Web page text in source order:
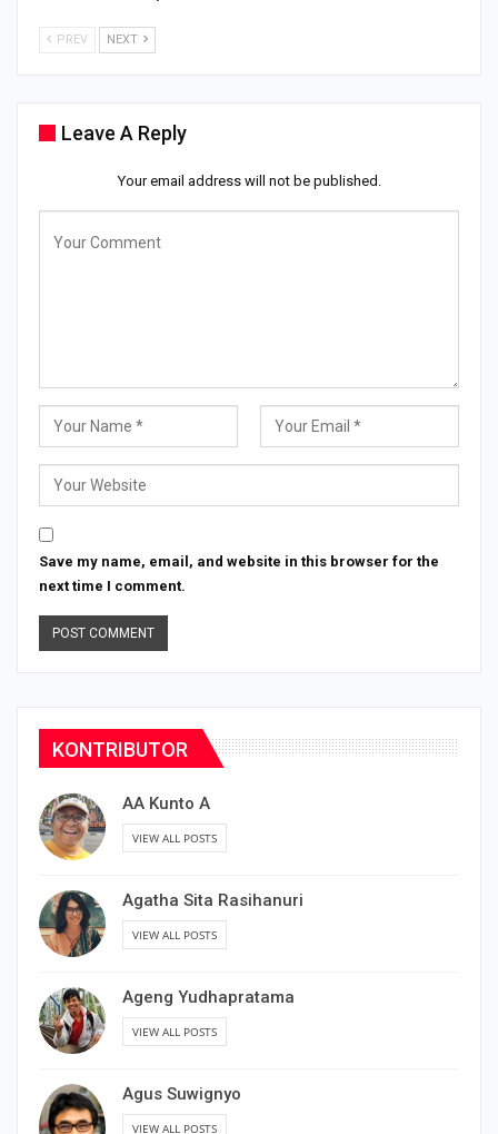
PREV NEXT
Leave A Reply
Your email address will not be published.
Save my name, email, and website in this browser for the
next time I comment.
KONTRIBUTOR
AA Kunto A
VIEW ALL POSTS
Agatha Sita Rasihanuri
VIEW ALL POSTS
Ageng Yudhapratama
VIEW ALL POSTS
Agus Suwignyo
VIEW ALL POSTS